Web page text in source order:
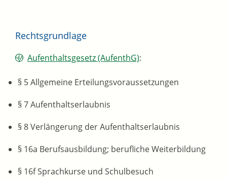
Rechtsgrundlage
Aufenthaltsgesetz (AufenthG):
§ 5 Allgemeine Erteilungsvoraussetzungen
§ 7 Aufenthaltserlaubnis
§ 8 Verlängerung der Aufenthaltserlaubnis
§ 16a Berufsausbildung; berufliche Weiterbildung
§ 16f Sprachkurse und Schulbesuch